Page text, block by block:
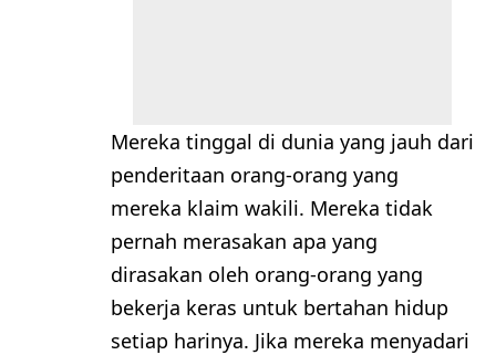
Mereka tinggal di dunia yang jauh dari
penderitaan orang-orang yang
mereka klaim wakili. Mereka tidak
pernah merasakan apa yang
dirasakan oleh orang-orang yang
bekerja keras untuk bertahan hidup
setiap harinya. Jika mereka menyadari